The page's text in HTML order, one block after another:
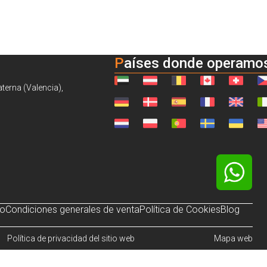
(Valencia),
Países donde
Condiciones generales de ventaPolítica de CookiesBlog
Política de privacidad del sitio web Mapa web